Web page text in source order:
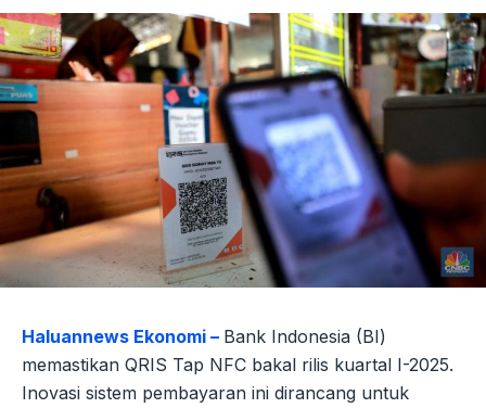
Haluannews Ekonomi – Bank Indonesia (BI)
memastikan QRIS Tap NFC bakal rilis kuartal I-2025.
Inovasi sistem pembayaran ini dirancang untuk